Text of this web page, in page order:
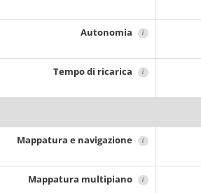
Autonomia i
Tempo di ricarica i
Mappatura e navigazione i
Mappatura multipiano i